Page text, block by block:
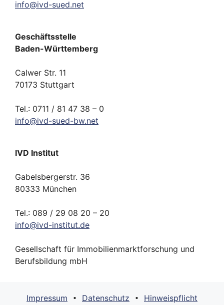
info@ivd-sued.net
Geschäftsstelle
Baden-Württemberg
Calwer Str. 11
70173 Stuttgart
Tel.: 0711 / 81 47 38 – 0
info@ivd-sued-bw.net
IVD Institut
Gabelsbergerstr. 36
80333 München
Tel.: 089 / 29 08 20 – 20
info@ivd-institut.de
Gesellschaft für Immobilienmarktforschung und
Berufsbildung mbH
Impressum • Datenschutz • Hinweispflicht